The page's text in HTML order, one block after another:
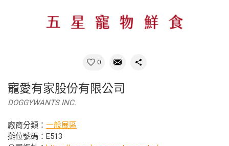
0
寵愛有家股份有限公司
DOGGYWANTS INC.
廠商分類： 一般展區
攤位號碼：E513